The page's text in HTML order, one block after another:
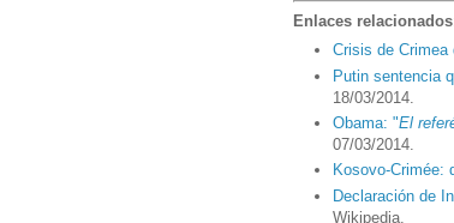
Enlaces relacionados
Crisis de Crimea
Putin sentencia
18/03/2014.
Obama: "El
07/03/2014.
Kosovo-Crimée:
Declaración de
Wikipedia.